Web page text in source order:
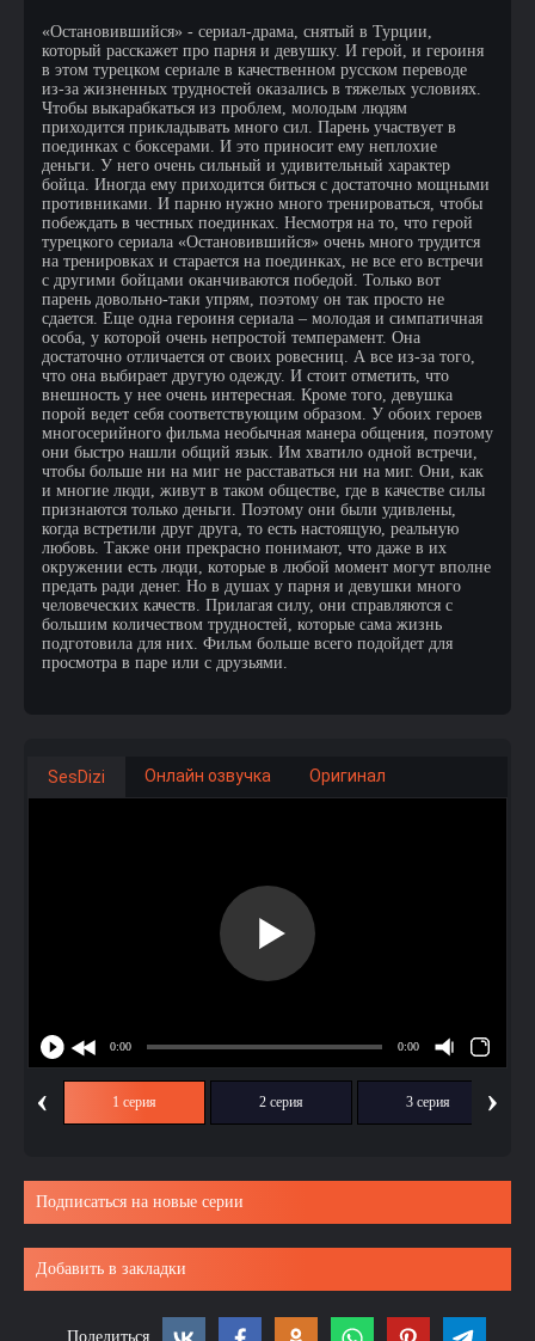
«Остановившийся» - сериал-драма, снятый в Турции,
который расскажет про парня и девушку. И герой, и героиня
в этом турецком сериале в качественном русском переводе
из-за жизненных трудностей оказались в тяжелых условиях.
Чтобы выкарабкаться из проблем, молодым людям
приходится прикладывать много сил. Парень участвует в
поединках с боксерами. И это приносит ему неплохие
деньги. У него очень сильный и удивительный характер
бойца. Иногда ему приходится биться с достаточно мощными
противниками. И парню нужно много тренироваться, чтобы
побеждать в честных поединках. Несмотря на то, что герой
турецкого сериала «Остановившийся» очень много трудится
на тренировках и старается на поединках, не все его встречи
с другими бойцами оканчиваются победой. Только вот
парень довольно-таки упрям, поэтому он так просто не
сдается. Еще одна героиня сериала – молодая и симпатичная
особа, у которой очень непростой темперамент. Она
достаточно отличается от своих ровесниц. А все из-за того,
что она выбирает другую одежду. И стоит отметить, что
внешность у нее очень интересная. Кроме того, девушка
порой ведет себя соответствующим образом. У обоих героев
многосерийного фильма необычная манера общения, поэтому
они быстро нашли общий язык. Им хватило одной встречи,
чтобы больше ни на миг не расставаться ни на миг. Они, как
и многие люди, живут в таком обществе, где в качестве силы
признаются только деньги. Поэтому они были удивлены,
когда встретили друг друга, то есть настоящую, реальную
любовь. Также они прекрасно понимают, что даже в их
окружении есть люди, которые в любой момент могут вполне
предать ради денег. Но в душах у парня и девушки много
человеческих качеств. Прилагая силу, они справляются с
большим количеством трудностей, которые сама жизнь
подготовила для них. Фильм больше всего подойдет для
просмотра в паре или с друзьями.
SesDizi Онлайн озвучка Оригинал
‹ 1 серия 2 серия 3 серия ›
Подписаться на новые серии
Добавить в закладки
Поделиться